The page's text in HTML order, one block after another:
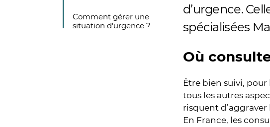
Comment gérer une
situation d'urgence ?
d’urgence.
spécialisées
Où
Être bien suivi,
tous les autres
risquent
En France, les